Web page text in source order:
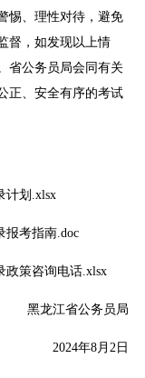
惕、理性对待，避免
督，如发现以上情
省公务员局会同有关
正、安全有序的考试
计划.xlsx
报考指南.doc
政策咨询电话.xlsx
黑龙江省公务员局
2024年8月2日